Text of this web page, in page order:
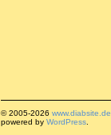
© 2005-2026 www.diabsite.de
powered by WordPress.